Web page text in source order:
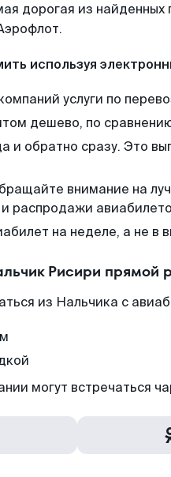
дорогая из
используя
услуги по
дешево, по
и обратно сразу. Это
внимание на
распродажи
на неделе, а не в
Рисири прямой
из Нальчика с
могут встречаться